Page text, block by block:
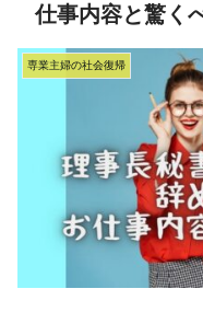
仕事内容と驚く
専業主婦の社会復帰